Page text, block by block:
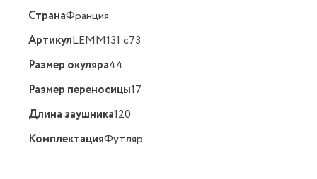
СтранаФранция
АртикулLEMM131 c73
Размер окуляра44
Размер переносицы17
Длина заушника120
КомплектацияФутляр